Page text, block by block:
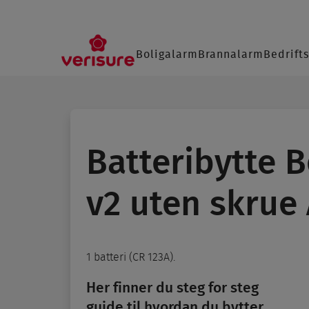
Main
Boligalarm Brannalarm
Batteribytte
v2 uten skrue
1 batteri (CR 123A).
Her finner du steg for steg